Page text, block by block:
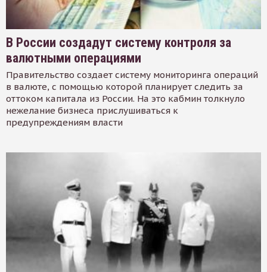
В России создадут систему контроля за
валютными операциями
Правительство создает систему мониторинга операций
в валюте, с помощью которой планирует следить за
оттоком капитала из России. На это кабмин толкнуло
нежелание бизнеса прислушиваться к
предупреждениям власти